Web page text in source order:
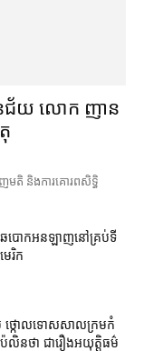
ានជ័យ លោក ញាន
មតិ និង​ការគោរព​សិទ្ធិ
ោង​ឆបោក​អនឡាញ​នៅ​គ្រប់​ទី
េរិក
ថ្កោលទោស​សាលក្រម​កំ
លិន​ថា ជា​រឿង​អយុត្តិធម៌